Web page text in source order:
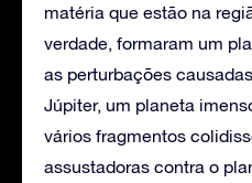
matéria que estão na
verdade, formaram um
as perturbações
Júpiter, um planeta
vários fragmentos
assustadoras contra o